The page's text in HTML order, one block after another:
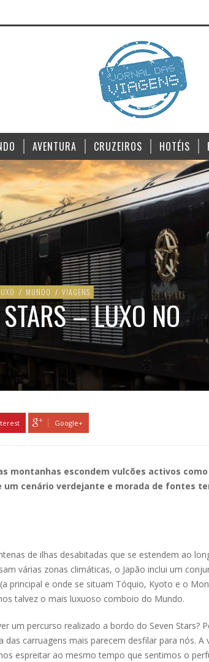
AVENTURA CRUZEIROS HOTÉIS
/ MUNDO / VIAGENS
– LUXO NO
Google+
montanhas escondem vulcões activos
um cenário verdejante e morada de fontes
de ilhas desabitadas que se estendem ao
várias zonas climáticas, o Japão inclui um
principal e onde se situam Tóquio, Kyoto e o
talvez o mais luxuoso comboio do Mundo.
um percurso realizado a bordo do Seven Stars?
carruagens mais parecem desfilar para nós. A
espreitar ao mesmo tempo que sentimos o